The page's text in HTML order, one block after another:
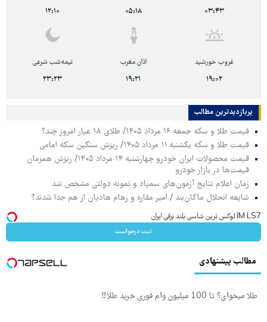
۰۳:۴۳
۰۵:۱۸
۱۲:۱۰
غروب خورشید
۱۹:۰۲
اذان مغرب
۱۹:۲۱
نیمه‌شب شرعی
۲۳:۲۳
پربازدیدترین‌ مطالب
قیمت طلا و سکه جمعه ۱۶ مرداد ۱۴۰۵/ طلای ۱۸ عیار امروز چند؟
قیمت طلا و سکه یکشنبه ۱۱ مرداد ۱۴۰۵/ ریزش سنگین سکه امامی
قیمت محصولات ایران خودرو چهارشنبه ۱۴ مرداد ۱۴۰۵/ ریزش همزمان
قیمت‌ها در بازار خودرو
زمان اعلام نتایج آزمون‌های سمپاد و نمونه دولتی مشخص شد
شایعه انحلال ماکان‌بند / امیر مقاره و رهام هادیان از هم جدا شدند؟
IM LS7 لوکس ترین شاسی بلند برقی ایران
ثبت درخواست
مطالب پیشنهادی
طلا میخوای؟ تا 100 میلیون وام فوری خرید طلا‼️